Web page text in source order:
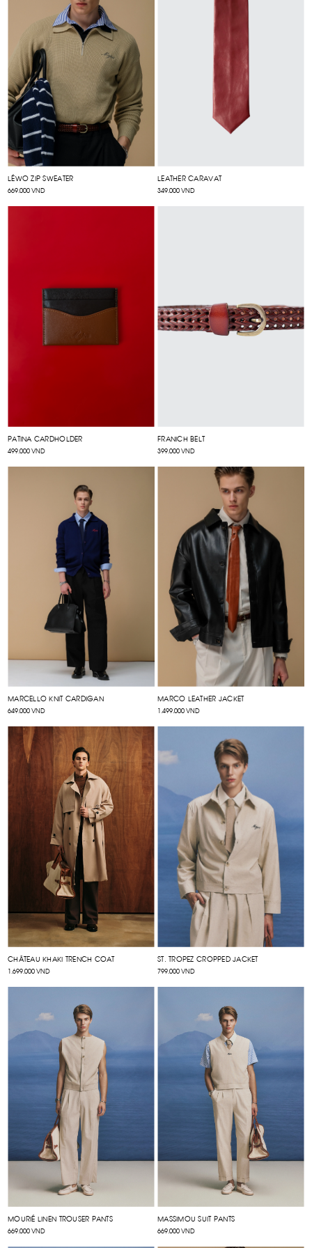
LÉWO ZIP SWEATER
669.000 VND
LEATHER CARAVAT
349.000 VND
PATINA CARDHOLDER
499.000 VND
FRANICH BELT
399.000 VND
MARCELLO KNIT CARDIGAN
649.000 VND
MARCO LEATHER JACKET
1.499.000 VND
CHÂTEAU KHAKI TRENCH COAT
1.699.000 VND
ST. TROPEZ CROPPED JACKET
799.000 VND
MOURIÉ LINEN TROUSER PANTS
669.000 VND
MASSIMOU SUIT PANTS
669.000 VND